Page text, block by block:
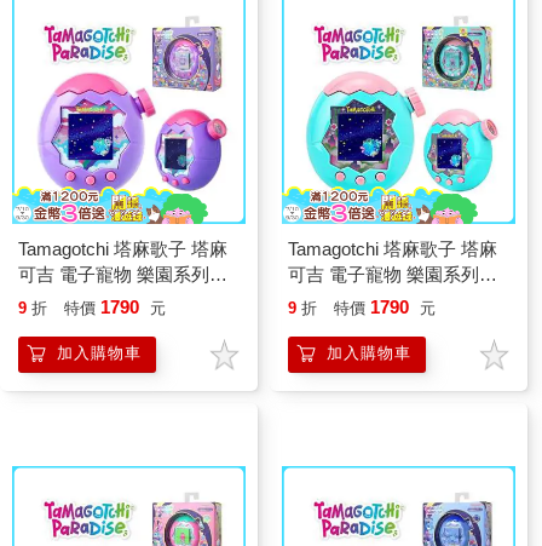
Tamagotchi 塔麻歌子 塔麻
可吉 電子寵物 樂園系列
（紫色天空）
9 折 特價 1790 元
加入購物車
Tamagotchi 塔麻歌子 塔麻
可吉 電子寵物 樂園系列
（翡翠森林）
9 折 特價 1790 元
加入購物車